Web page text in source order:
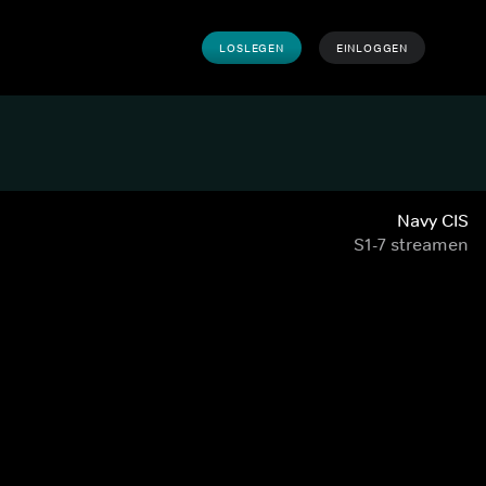
LOSLEGEN EINLOGGEN
Navy CIS
S1-7 streamen